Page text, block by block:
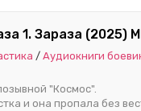
1. Зараза (2025)
/ Аудиокниги
"Космос".
и она пропала без